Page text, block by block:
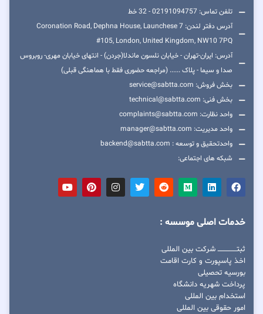
تلفن تماس: 02191094757 - 32 خط
آدرس دفتر لندن: 7 Coronation Road, Dephna House, Launchese
#105, London, United Kingdom, NW10 7PQ
آدرس: ایران-تهران - خیابان نلسون ماندلا(جردن) - انتهای خیابان مهری- روبروس
صدا و سیما - پلاک ...... (مراجعه حضوری فقط با هماهنگی قبلی)
بخش فروش: service@sabtta.com
بخش فنی: technical@sabtta.com
واحد نظارت: complaints@sabtta.com
واحد مدیریت: manager@sabtta.com
واحدتحقیق و توسعه : backend@sabtta.com
شبکه های اجتماعی:
خدمات اصلی موسسه :
ثبتــــــــــــــــ شرکت بین المللی
اخذ پاسپورت و کارت اقامت
بورسیه تحصیلی
پرداخت شهریه دانشگاه
استخدام بین المللی
امور حقوقی بین المللی